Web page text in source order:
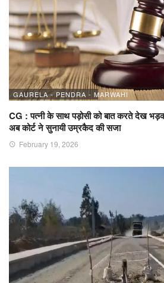
GAURELA - PENDRA - MARWAHI
CG : पत्नी के साथ पड़ोसी को बात करते देख
अब कोर्ट ने सुनायी उम्रकैद की सजा
February 19, 2026